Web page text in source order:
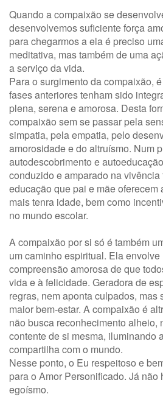
Quando a compaixão se
desenvolvemos suficiente força
para chegarmos a ela é preciso
meditativa, mas também de uma
a serviço da vida.
Para o surgimento da compaixão,
fases anteriores tenham sido
plena, serena e amorosa. Desta
compaixão sem se passar pela
simpatia, pela empatia, pelo
amorosidade e do altruísmo. Num
autodescobrimento e
conduzido e amparado na
educação que pai e mãe oferecem
mais tenra idade, bem como
no mundo escolar.
A compaixão por si só é também
um caminho espiritual. Ela envolve
compreensão amorosa de que
vida e à felicidade. Geradora de
regras, nem aponta culpados,
maior bem-estar. A compaixão é
não busca reconhecimento alheio,
contente de si mesma, iluminando
compartilha com o mundo.
Nesse ponto, o Eu respeitoso e
para o Amor Personificado. Já não
egoísmo.